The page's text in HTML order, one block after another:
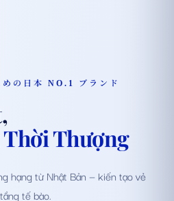
の日本 NO.1 ブランド
Thời Thượng
hạng từ Nhật Bản — kiến tạo vẻ
tế bào.